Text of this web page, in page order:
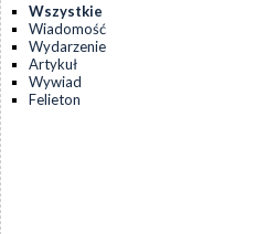
Wszystkie
Wiadomość
Wydarzenie
Artykuł
Wywiad
Felieton